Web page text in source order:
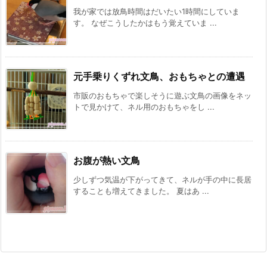
我が家では放鳥時間はだいたい1時間にしていま
す。 なぜこうしたかはもう覚えていま ...
元手乗りくずれ文鳥、おもちゃとの遭遇
市販のおもちゃで楽しそうに遊ぶ文鳥の画像をネッ
トで見かけて、ネル用のおもちゃをし ...
お腹が熱い文鳥
少しずつ気温が下がってきて、ネルが手の中に長居
することも増えてきました。 夏はあ ...